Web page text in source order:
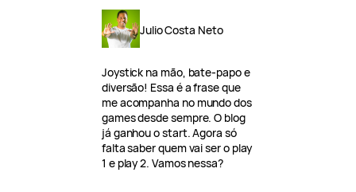
Julio Costa Neto
Joystick na mão, bate-papo e
diversão! Essa é a frase que
me acompanha no mundo dos
games desde sempre. O blog
já ganhou o start. Agora só
falta saber quem vai ser o play
1 e play 2. Vamos nessa?